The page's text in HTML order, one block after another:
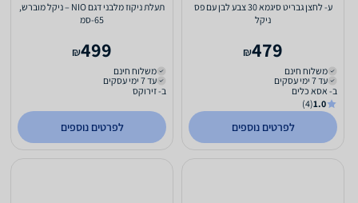
ע- לחצן גבריט סיגמא 30 צבע לבן עם פס
ניקל
479
₪
משלוח חינם
עד 7 ימי עסקים
ב- אסא כלים
1.0
(4)
לפרטים נוספים
תעלת ניקוז מלבני דגם NIO – ניקל מוברש,
65-סמ
499
₪
משלוח חינם
עד 7 ימי עסקים
ב- זירוקס
לפרטים נוספים